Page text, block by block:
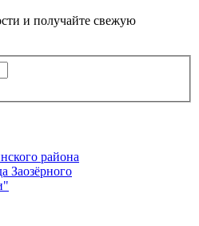
и получайте свежую
района
Заозёрного